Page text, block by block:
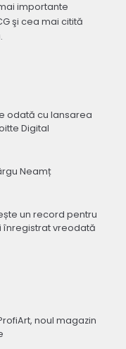
importante
şi cea mai citită
odată cu lansarea
Digital
Neamț
un record pentru
înregistrat vreodată
noul magazin